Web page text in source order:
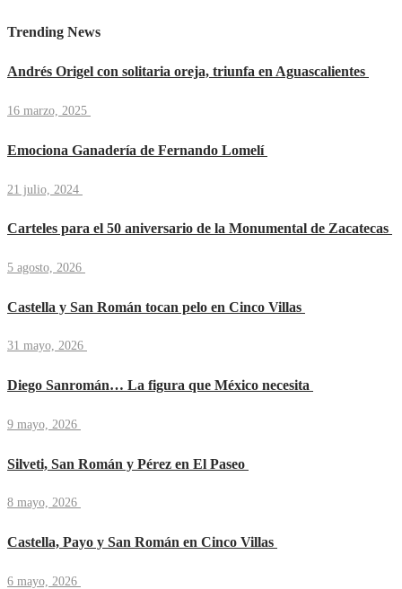
Trending News
Andrés Origel con solitaria oreja, triunfa en Aguascalientes
16 marzo, 2025
Emociona Ganadería de Fernando Lomelí
21 julio, 2024
Carteles para el 50 aniversario de la Monumental de Zacatecas
5 agosto, 2026
Castella y San Román tocan pelo en Cinco Villas
31 mayo, 2026
Diego Sanromán… La figura que México necesita
9 mayo, 2026
Silveti, San Román y Pérez en El Paseo
8 mayo, 2026
Castella, Payo y San Román en Cinco Villas
6 mayo, 2026